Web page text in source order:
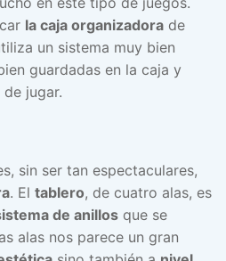
la caja organizadora de
un sistema muy bien
guardadas en la caja y
jugar.
sin ser tan espectaculares,
. El tablero, de cuatro alas, es
de anillos que se
alas nos parece un gran